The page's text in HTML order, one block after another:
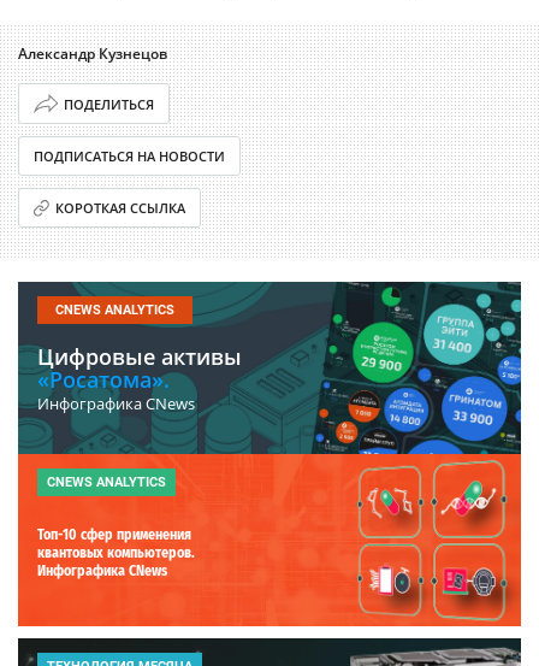
Александр Кузнецов
ПОДЕЛИТЬСЯ
ПОДПИСАТЬСЯ НА НОВОСТИ
КОРОТКАЯ ССЫЛКА
CNEWS ANALYTICS
Цифровые активы
«Росатома».
Инфографика CNews
CNEWS ANALYTICS
Топ-10 сфер применения
квантовых компьютеров.
Инфографика CNews